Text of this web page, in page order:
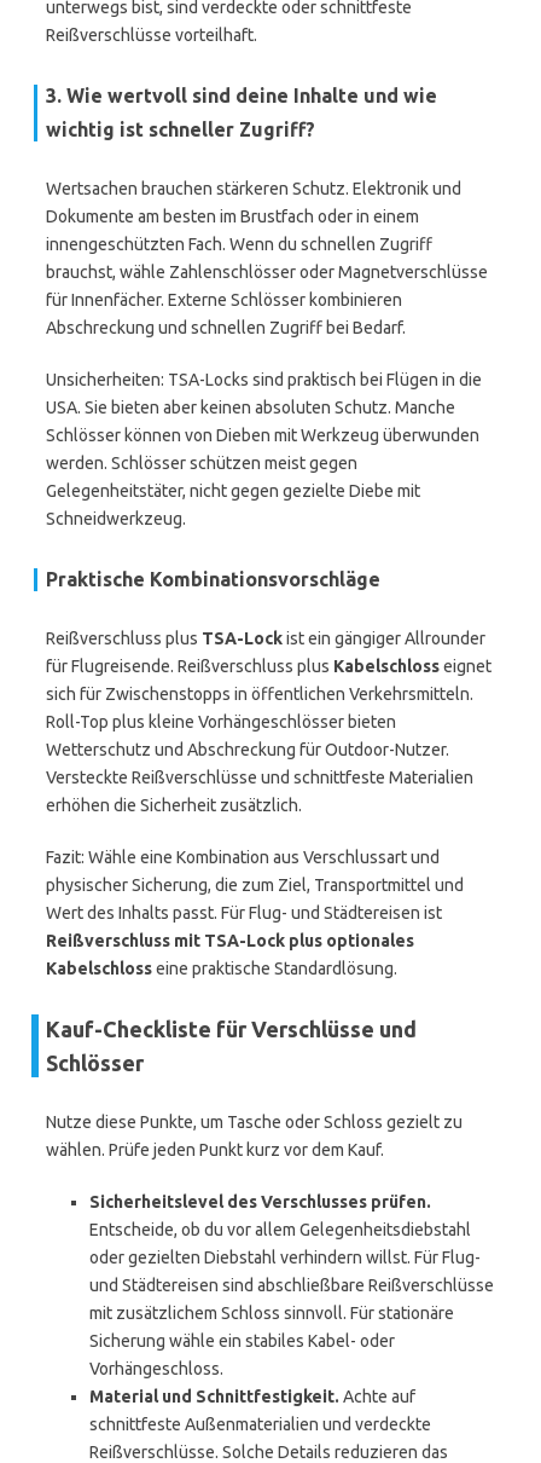
unterwegs bist, sind verdeckte oder schnittfeste
Reißverschlüsse vorteilhaft.
3. Wie wertvoll sind deine Inhalte und wie
wichtig ist schneller Zugriff?
Wertsachen brauchen stärkeren Schutz. Elektronik und
Dokumente am besten im Brustfach oder in einem
innengeschützten Fach. Wenn du schnellen Zugriff
brauchst, wähle Zahlenschlösser oder Magnetverschlüsse
für Innenfächer. Externe Schlösser kombinieren
Abschreckung und schnellen Zugriff bei Bedarf.
Unsicherheiten: TSA-Locks sind praktisch bei Flügen in die
USA. Sie bieten aber keinen absoluten Schutz. Manche
Schlösser können von Dieben mit Werkzeug überwunden
werden. Schlösser schützen meist gegen
Gelegenheitstäter, nicht gegen gezielte Diebe mit
Schneidwerkzeug.
Praktische Kombinationsvorschläge
Reißverschluss plus TSA-Lockist ein gängiger Allrounder
für Flugreisende. Reißverschluss plus Kabelschlosseignet
sich für Zwischenstopps in öffentlichen Verkehrsmitteln.
Roll-Top plus kleine Vorhängeschlösser bieten
Wetterschutz und Abschreckung für Outdoor-Nutzer.
Versteckte Reißverschlüsse und schnittfeste Materialien
erhöhen die Sicherheit zusätzlich.
Fazit: Wähle eine Kombination aus Verschlussart und
physischer Sicherung, die zum Ziel, Transportmittel und
Wert des Inhalts passt. Für Flug- und Städtereisen ist
Reißverschluss mit TSA-Lock plus optionales
Kabelschlosseine praktische Standardlösung.
Kauf-Checkliste für Verschlüsse und
Schlösser
Nutze diese Punkte, um Tasche oder Schloss gezielt zu
wählen. Prüfe jeden Punkt kurz vor dem Kauf.
Sicherheitslevel des Verschlusses prüfen.
Entscheide, ob du vor allem Gelegenheitsdiebstahl
oder gezielten Diebstahl verhindern willst. Für Flug-
und Städtereisen sind abschließbare Reißverschlüsse
mit zusätzlichem Schloss sinnvoll. Für stationäre
Sicherung wähle ein stabiles Kabel- oder
Vorhängeschloss.
Material und Schnittfestigkeit. Achte auf
schnittfeste Außenmaterialien und verdeckte
Reißverschlüsse. Solche Details reduzieren das